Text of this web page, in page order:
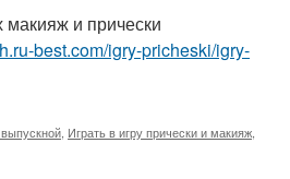
и прически
best.com/igry-pricheski/igry-
Играть в игру прически и макияж